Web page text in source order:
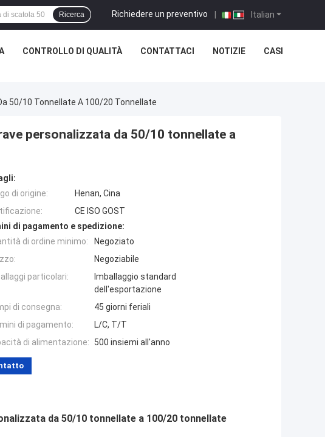
Italian
Richiedere un preventivo |
Ricerca
CONTROLLO DI QUALITÀ CONTATTACI NOTIZIE CASI
50/10 Tonnellate A 100/20 Tonnellate
personalizzata da 50/10 tonnellate a
di origine:
Henan, Cina
CE ISO GOST
di pagamento e spedizione:
di ordine minimo:
Negoziato
Negoziabile
particolari:
Imballaggio standard
dell'esportazione
di consegna:
45 giorni feriali
di pagamento:
L/C, T/T
di alimentazione:
500 insiemi all'anno
da 50/10 tonnellate a 100/20 tonnellate